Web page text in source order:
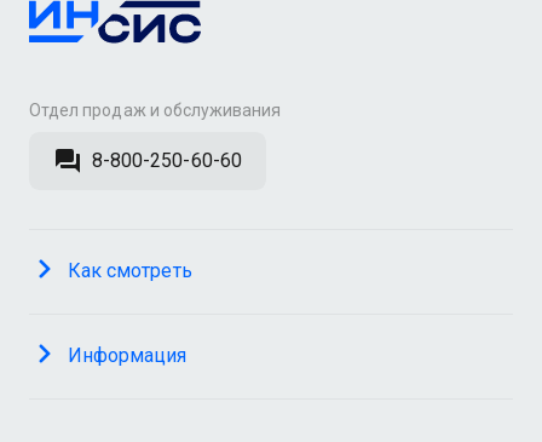
Отдел продаж и обслуживания
8-800-250-60-60
Как смотреть
Информация